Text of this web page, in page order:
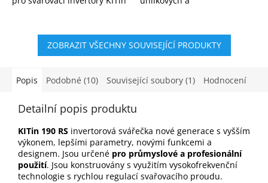
oblouk. Rychlé dodání na...
ZOBRAZIT VŠECHNY SOUVISEJÍCÍ PRODUKTY
Popis Podobné (10) Související soubory (1) Hodnocení
Detailní popis produktu
KITin 190 RS invertorová svářečka nové generace s vyšším
výkonem, lepšími parametry, novými funkcemi a
designem. Jsou určené pro průmyslové a profesionální
použití. Jsou konstruovány s využitím vysokofrekvenční
technologie s rychlou regulací svařovacího proudu.